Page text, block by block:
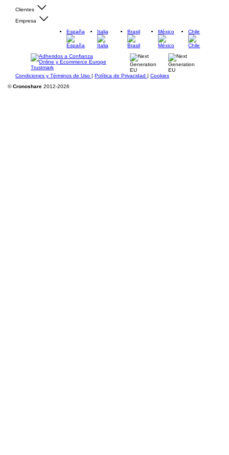
Clientes
Empresa
España
Italia Brasil México Chile
Condiciones y Términos de Uso | Política de Privacidad | Cookies
©Cronoshare 2012-2026